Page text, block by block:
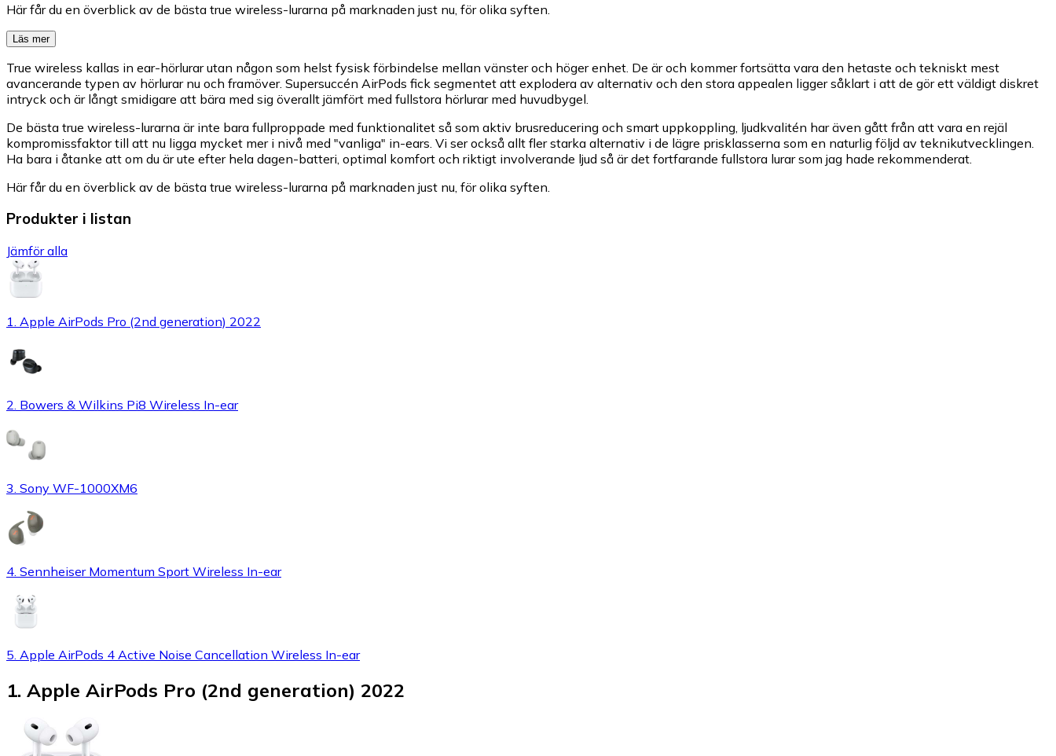
Här får du en överblick av de bästa true wireless-lurarna på marknaden just nu, för olika syften.
Läs mer
True wireless kallas in ear-hörlurar utan någon som helst fysisk förbindelse mellan vänster och höger enhet. De är och kommer fortsätta vara den hetaste och tekniskt mest
avancerande typen av hörlurar nu och framöver. Supersuccén AirPods fick segmentet att explodera av alternativ och den stora appealen ligger såklart i att de gör ett väldigt diskret
intryck och är långt smidigare att bära med sig överallt jämfört med fullstora hörlurar med huvudbygel.
De bästa true wireless-lurarna är inte bara fullproppade med funktionalitet så som aktiv brusreducering och smart uppkoppling, ljudkvalitén har även gått från att vara en rejäl
kompromissfaktor till att nu ligga mycket mer i nivå med "vanliga" in-ears. Vi ser också allt fler starka alternativ i de lägre prisklasserna som en naturlig följd av teknikutvecklingen.
Ha bara i åtanke att om du är ute efter hela dagen-batteri, optimal komfort och riktigt involverande ljud så är det fortfarande fullstora lurar som jag hade rekommenderat.
Här får du en överblick av de bästa true wireless-lurarna på marknaden just nu, för olika syften.
Produkter i listan
Jämför alla
1. Apple AirPods Pro (2nd generation) 2022
2. Bowers & Wilkins Pi8 Wireless In-ear
3. Sony WF-1000XM6
4. Sennheiser Momentum Sport Wireless In-ear
5. Apple AirPods 4 Active Noise Cancellation Wireless In-ear
1. Apple AirPods Pro (2nd generation) 2022